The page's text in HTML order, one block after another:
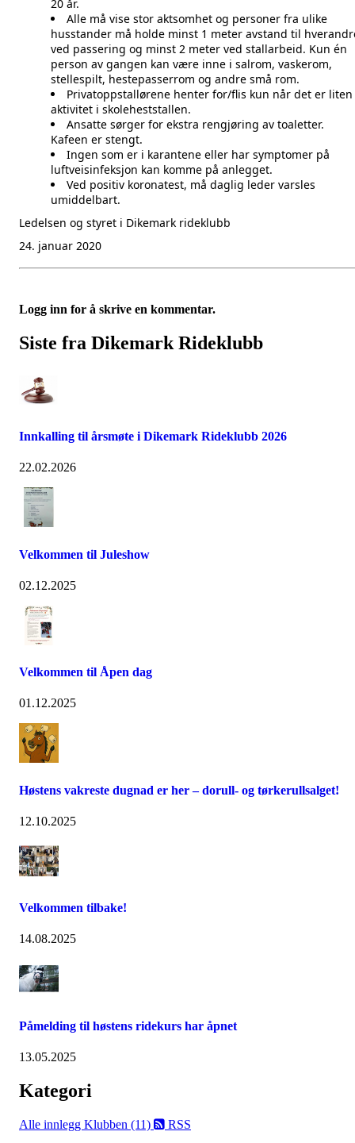
20 år.
Alle må vise stor aktsomhet og personer fra ulike
husstander må holde minst 1 meter avstand til
ved passering og minst 2 meter ved stallarbeid. Kun én
person av gangen kan være inne i salrom, vaskerom,
stellespilt, hestepasserrom og andre små rom.
Privatoppstallørene henter for/flis kun når det er liten
aktivitet i skoleheststallen.
Ansatte sørger for ekstra rengjøring av toaletter.
Kafeen er stengt.
Ingen som er i karantene eller har symptomer på
luftveisinfeksjon kan komme på anlegget.
Ved positiv koronatest, må daglig leder varsles
umiddelbart.
Ledelsen og styret i Dikemark rideklubb
24. januar 2020
Logg inn for å skrive en kommentar.
Siste fra Dikemark Rideklubb
Innkalling til årsmøte i Dikemark Rideklubb 2026
22.02.2026
Velkommen til Juleshow
02.12.2025
Velkommen til Åpen dag
01.12.2025
Høstens vakreste dugnad er her – dorull- og tørkerullsalget!
12.10.2025
Velkommen tilbake!
14.08.2025
Påmelding til høstens ridekurs har åpnet
13.05.2025
Kategori
Alle innlegg Klubben (11) RSS